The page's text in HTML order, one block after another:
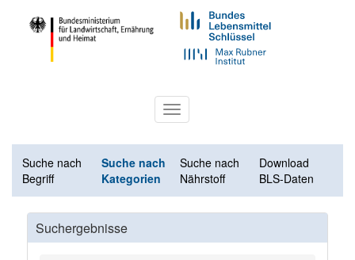
Toggle
navigation
Suche nach
Begriff
Suche nach
Kategorien
Suche nach
Nährstoff
Download
BLS-Daten
Suchergebnisse